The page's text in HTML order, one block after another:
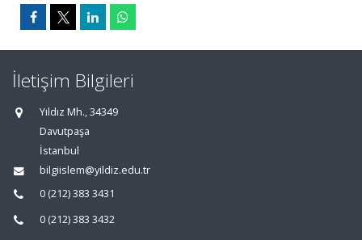
İletişim Bilgileri
Yıldız Mh., 34349
Davutpaşa
İstanbul
bilgiislem@yildiz.edu.tr
0 (212) 383 3431
0 (212) 383 3432